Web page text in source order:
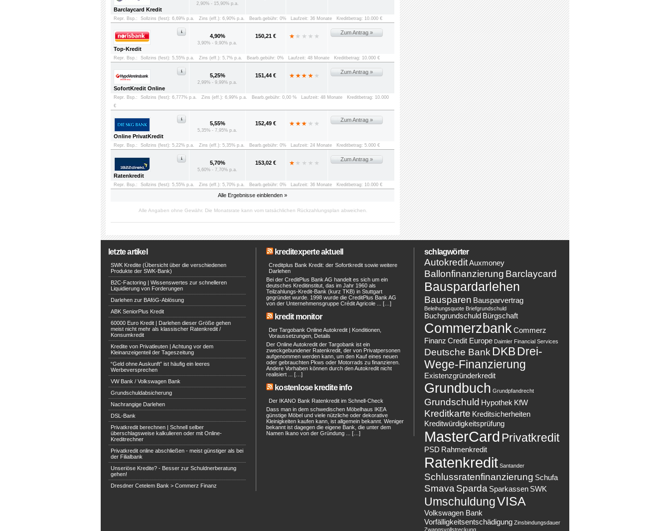
Alle Ergebnisse einblenden »
Barclaycard Kredit
2,90% - 15,90% p.a.
Repr. Bsp.: Sollzins (fest): 6,69% p.a. Zins (eff.): 6,90% p.a. Bearb.gebühr: 0% Laufzeit: 36 Monate Kreditbetrag: 10.000 €
Top-Kredit
4,90%
3,90% - 9,90% p.a.
150,21 €
Zum Antrag »
Repr. Bsp.: Sollzins (fest): 5,55% p.a. Zins (eff.): 5,7% p.a. Bearb.gebühr: 0% Laufzeit: 48 Monate Kreditbetrag: 10.000 €
SofortKredit Online
5,25%
2,99% - 9,99% p.a.
151,44 €
Zum Antrag »
Repr. Bsp.: Sollzins (fest): 6,777% p.a. Zins (eff.): 6,99% p.a. Bearb.gebühr: 0,00 % Laufzeit: 48 Monate
Kreditbetrag: 10.000
€
Online PrivatKredit
5,55%
5,35% - 7,95% p.a.
152,49 €
Zum Antrag »
Repr. Bsp.: Sollzins (fest): 5,22% p.a. Zins (eff.): 5,35% p.a. Bearb.gebühr: 0% Laufzeit: 24 Monate Kreditbetrag: 5.000 €
Ratenkredit
5,70%
5,60% - 7,70% p.a.
153,02 €
Zum Antrag »
Repr. Bsp.: Sollzins (fest): 5,55% p.a. Zins (eff.): 5,70% p.a. Bearb.gebühr: 0% Laufzeit: 36 Monate Kreditbetrag: 10.000 €
Alle Angaben ohne Gewähr. Die Monatsrate kann vom tatsächlichen Rückzahlungsplan abweichen.
letzte artikel
SWK Kredite (Übersicht über die verschiedenen
Produkte der SWK-Bank)
B2C-Factoring | Wissenswertes zur schnelleren
Liquidierung von Forderungen
Darlehen zur BAföG-Ablösung
ABK SeniorPlus Kredit
60000 Euro Kredit | Darlehen dieser Größe gehen
meist nicht mehr als klassischer Ratenkredit /
Konsumkredit
Kredite von Privatleuten | Achtung vor dem
Kleinanzeigenteil der Tageszeitung
“Geld ohne Auskunft” ist häufig ein leeres
Werbeversprechen
VW Bank / Volkswagen Bank
Grundschuldabsicherung
Nachrangige Darlehen
DSL-Bank
Privatkredit berechnen | Schnell selber
überschlagsweise kalkulieren oder mit Online-
Kreditrechner
Privatkredit online abschließen - meist günstiger als bei
der Filialbank
Unseriöse Kredite? - Besser zur Schuldnerberatung
gehen!
Dresdner Cetelem Bank > Commerz Finanz
kreditexperte aktuell
Creditplus Bank Kredit: der Sofortkredit sowie weitere
Darlehen
Bei der CreditPlus Bank AG handelt es sich um ein
deutsches Kreditinstitut, das im Jahr 1960 als
Teilzahlungs-Kredit-Bank (kurz TKB) in Stuttgart
gegründet wurde. 1998 wurde die CreditPlus Bank AG
von der Unternehmensgruppe Crédit Agricole ... […]
kredit monitor
Der Targobank Online Autokredit | Konditionen,
Voraussetzungen, Details
Der Online Autokredit der Targobank ist ein
zweckgebundener Ratenkredit, der von Privatpersonen
aufgenommen werden kann, um den Kauf eines neuen
oder gebrauchten Pkws oder Motorrads zu finanzieren.
Andere Vorhaben können durch den Autokredit nicht
realisiert ... […]
kostenlose kredite info
Der IKANO Bank Ratenkredit im Schnell-Check
Dass man in dem schwedischen Möbelhaus IKEA
günstige Möbel und viele nützliche oder dekorative
Kleinigkeiten kaufen kann, ist allgemein bekannt. Weniger
bekannt ist dagegen die eigene Bank, die unter dem
Namen Ikano von der Gründung ... […]
schlagwörter
AutokreditAuxmoney
Ballonfinanzierung Barclaycard
Bauspardarlehen
Bausparen Bausparvertrag
Beleihungsquote Briefgrundschuld
Buchgrundschuld Bürgschaft
Commerzbank Commerz
Finanz Credit Europe Daimler Financial Services
Deutsche Bank DKB Drei-
Wege-Finanzierung
Existenzgründerkredit
Grundbuch Grundpfandrecht
Grundschuld Hypothek KfW
Kreditkarte Kreditsicherheiten
Kreditwürdigkeitsprüfung
MasterCard Privatkredit
PSD Rahmenkredit
Ratenkredit Santander
Schlussratenfinanzierung Schufa
Smava Sparda Sparkassen SWK
UmschuldungVISA
Volkswagen Bank
Vorfälligkeitsentschädigung Zinsbindungsdauer
Zwangsvollstreckung